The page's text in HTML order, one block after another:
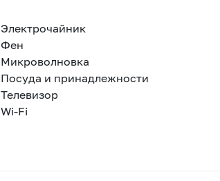
Электрочайник
Фен
Микроволновка
Посуда и принадлежности
Телевизор
Wi-Fi